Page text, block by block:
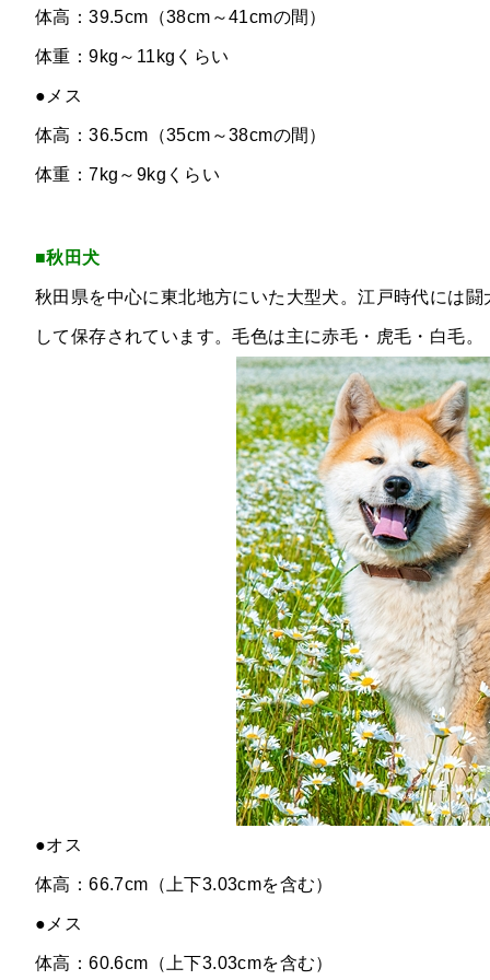
体高：39.5cm（38cm～41cmの間）
体重：9kg～11kgくらい
●メス
体高：36.5cm（35cm～38cmの間）
体重：7kg～9kgくらい
■秋田犬
秋田県を中心に東北地方にいた大型犬。江戸時代には
して保存されています。毛色は主に赤毛・虎毛・白毛。
●オス
体高：66.7cm（上下3.03cmを含む）
●メス
体高：60.6cm（上下3.03cmを含む）